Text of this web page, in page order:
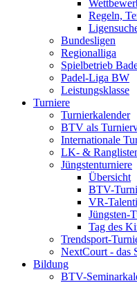
Regeln,
Bundesligen
Regionalliga
Spielbetrieb
Padel-Liga BW
Leistungsklasse
Turniere
Turnierkalender
BTV als
Internationale
LK- &
Jüngstenturniere
Übersicht
BTV-
VR-
Jüngsten-
Tag des
Trendsport-
NextCourt - das
Bildung
BTV-